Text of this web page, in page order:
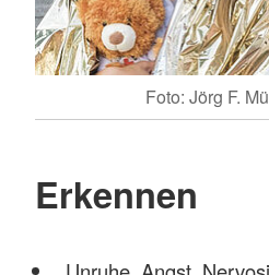
Foto: Jörg F.
Erkennen